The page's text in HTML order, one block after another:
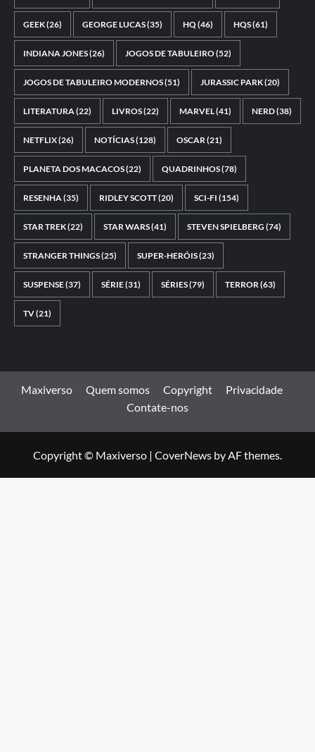
GEEK(26) GEORGE LUCAS(35) HQ(46) HQS(61)
INDIANA JONES(26) JOGOS DE TABULEIRO(52)
JOGOS DE TABULEIRO MODERNOS(51) JURASSIC PARK(20)
LITERATURA(22) LIVROS(22) MARVEL(41) NERD(38)
NETFLIX(26) NOTÍCIAS(128) OSCAR(21)
PLANETA DOS MACACOS(22) QUADRINHOS(78)
RESENHA(35) RIDLEY SCOTT(20) SCI-FI (154)
STAR TREK(22) STAR WARS(41) STEVEN SPIELBERG (74)
STRANGER THINGS(25) SUPER-HERÓIS(23)
SUSPENSE(37) SÉRIE(31) SÉRIES(79) TERROR(63)
TV(21)
Maxiverso Quem somos Copyright
Privacidade
Contate-nos
Copyright © Maxiverso | CoverNews by AF themes.